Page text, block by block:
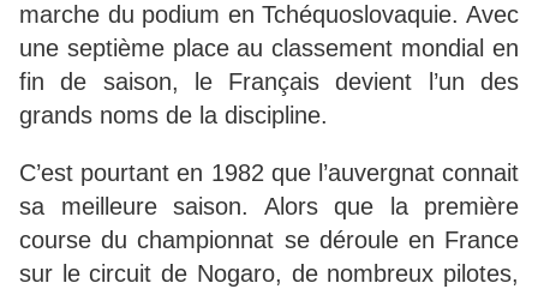
marche du podium en Tchéquoslovaquie. Avec
une septième place au classement mondial en
fin de saison, le Français devient l’un des
grands noms de la discipline.
C’est pourtant en 1982 que l’auvergnat connait
sa meilleure saison. Alors que la première
course du championnat se déroule en France
sur le circuit de Nogaro, de nombreux pilotes,